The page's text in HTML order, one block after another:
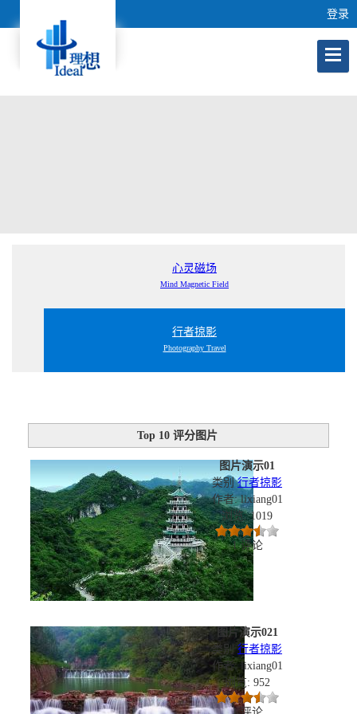
登录
心灵磁场
Mind Magnetic Field
行者掠影
Photography Travel
Top 10 评分图片
图片演示01
类别行者掠影
作者: lixiang01
浏览: 1019
1 评论
图片演示021
类别行者掠影
作者: lixiang01
浏览: 952